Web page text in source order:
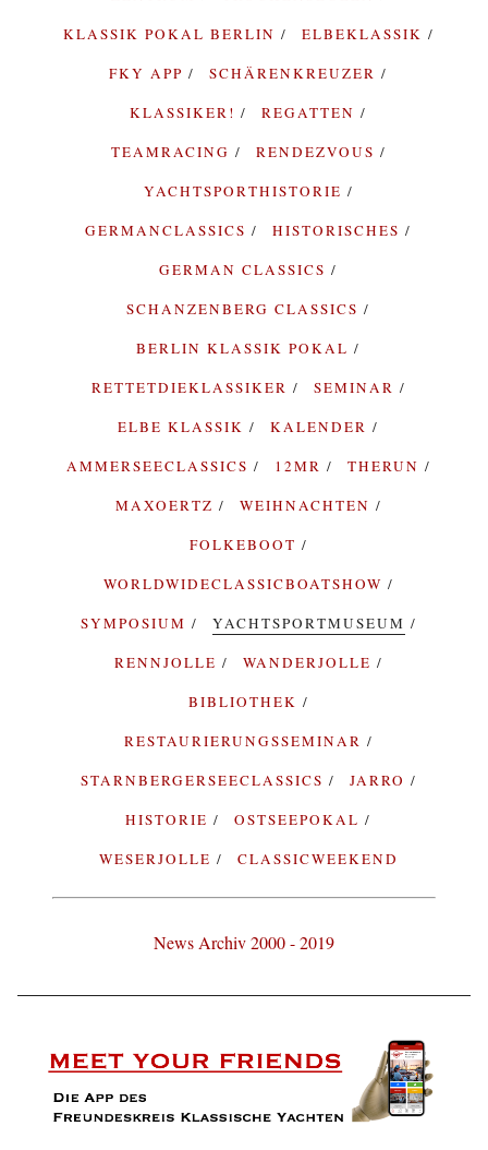
KLASSIK POKAL BERLIN
ELBEKLASSIK
FKY APP
SCHÄRENKREUZER
KLASSIKER!
REGATTEN
TEAMRACING
RENDEZVOUS
YACHTSPORTHISTORIE
GERMANCLASSICS
HISTORISCHES
GERMAN CLASSICS
SCHANZENBERG CLASSICS
BERLIN KLASSIK POKAL
RETTETDIEKLASSIKER
SEMINAR
ELBE KLASSIK
KALENDER
AMMERSEECLASSICS
12MR
THERUN
MAXOERTZ
WEIHNACHTEN
FOLKEBOOT
WORLDWIDECLASSICBOATSHOW
SYMPOSIUM
YACHTSPORTMUSEUM
RENNJOLLE
WANDERJOLLE
BIBLIOTHEK
RESTAURIERUNGSSEMINAR
STARNBERGERSEECLASSICS
JARRO
HISTORIE
OSTSEEPOKAL
WESERJOLLE
CLASSICWEEKEND
News Archiv 2000 - 2019